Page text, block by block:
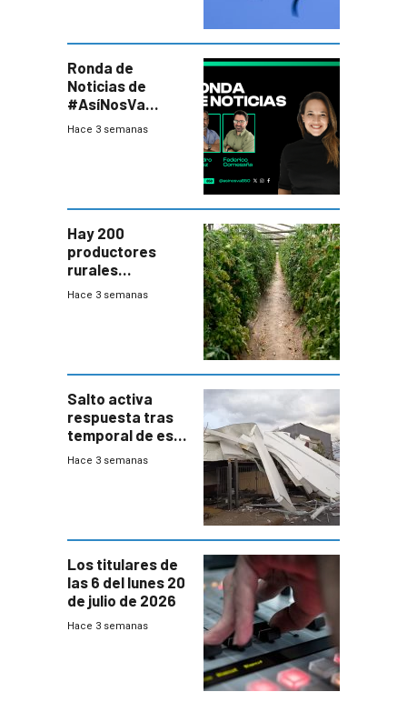
Ronda de
Noticias de
#AsíNosVa
(20/7/26)
Hace 3 semanas
Hay 200
productores
rurales
afectados tras
Hace 3 semanas
Salto activa
respuesta tras
temporal de este
sábado con
Hace 3 semanas
Los titulares de
las 6 del lunes 20
de julio de 2026
Hace 3 semanas